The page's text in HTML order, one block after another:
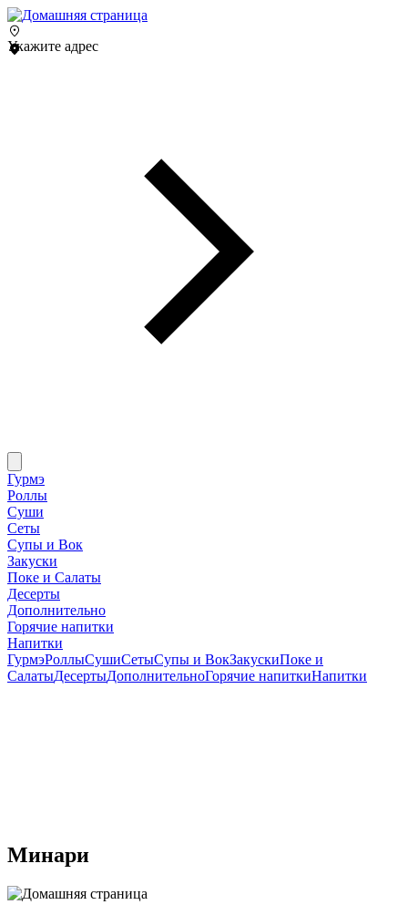
Укажите адрес
Гурмэ
Роллы
Суши
Сеты
Супы и Вок
Закуски
Поке и Салаты
Десерты
Дополнительно
Горячие напитки
Напитки
ГурмэРоллыСушиСетыСупы и ВокЗакускиПоке и
СалатыДесертыДополнительноГорячие напиткиНапитки
Минари